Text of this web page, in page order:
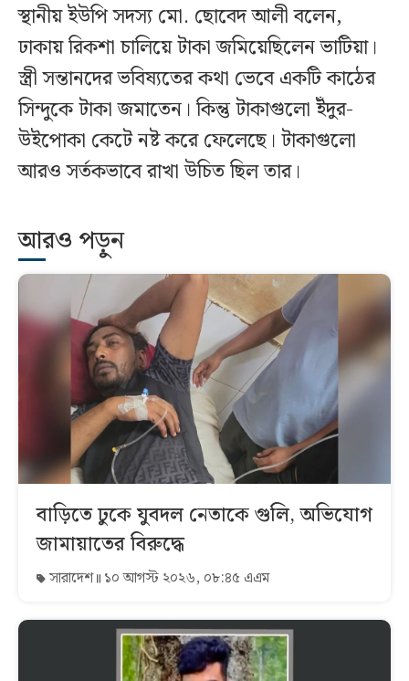
স্থানীয় ইউপি সদস্য মো. ছোবেদ আলী বলেন,
ঢাকায় রিকশা চালিয়ে টাকা জমিয়েছিলেন ভাটিয়া।
স্ত্রী সন্তানদের ভবিষ্যতের কথা ভেবে একটি কাঠের
সিন্দুকে টাকা জমাতেন। কিন্তু টাকাগুলো ইঁদুর-
উইপোকা কেটে নষ্ট করে ফেলেছে। টাকাগুলো
আরও সর্তকভাবে রাখা উচিত ছিল তার।
আরও পড়ুন
বাড়িতে ঢুকে যুবদল নেতাকে গুলি, অভিযোগ
জামায়াতের বিরুদ্ধে
সারাদেশ ১০ আগস্ট ২০২৬, ০৮:৪৫ এএম